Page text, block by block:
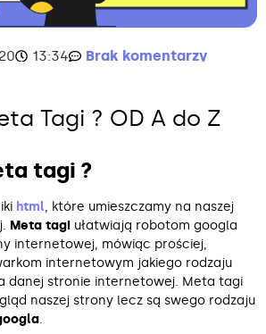
13:34 Brak komentarzy
Tagi ? OD A do Z
tagi ?
html, które umieszczamy na naszej
Meta tagi ułatwiają robotom googla
internetowej, mówiąc prościej,
internetowym jakiego rodzaju
danej stronie internetowej. Meta tagi
naszej strony lecz są swego rodzaju
.